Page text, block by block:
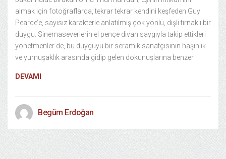
almak için fotoğraflarda, tekrar tekrar kendini keşfeden Guy
Pearce’e, sayısız karakterle anlatılmış çok yönlü, dişli tırnaklı bir
duygu. Sinemaseverlerin el pençe divan saygıyla takip ettikleri
yönetmenler de, bu duyguyu bir seramik sanatçısının haşinlik
ve yumuşaklık arasında gidip gelen dokunuşlarına benzer
DEVAMI
Begüm Erdoğan